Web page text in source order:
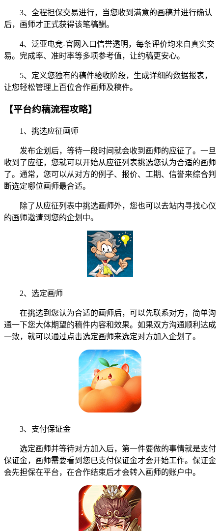
3、全程担保交易进行，当您收到满意的画稿并进行确认
后，画师才正式获得该笔稿酬。
4、泛亚电竞-官网入口信誉透明，每条评价均来自真实交
易。完成率、准时率等多项参考值，让约稿更安心。
5、定义您独有的稿件验收阶段，生成详细的数据报表，
让您轻松管理上百位合作画师及稿件。
【平台约稿流程攻略】
1、挑选应征画师
发布企划后，等待一段时间就会收到画师的应征了。一旦
收到了应征，您就可以开始从应征列表挑选您认为合适的画师
了。通常，您可以从对方的例子、报价、工期、信誉来综合判
断选定哪位画师最合适。
除了从应征列表中挑选画师外，您也可以去站内寻找心仪
的画师邀请到您的企划中。
2、选定画师
在挑选到您认为合适的画师后，可以先联系对方，简单沟
通一下您大体期望的稿件内容和效果。如果双方沟通顺利达成
一致，就可以通过点击选定画师来选定对方加入企划了。
3、支付保证金
选定画师并等待对方加入后，第一件要做的事情就是支付
保证金，画师需要看到您已支付保证金才会开始工作。保证金
会先担保在平台，在合作结束后才会转入画师的账户中。